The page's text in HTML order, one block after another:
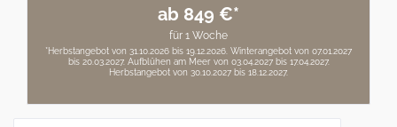
ab 849 €*
für 1 Woche
*Herbstangebot von 31.10.2026 bis 19.12.2026. Winterangebot von 07.01.2027
bis 20.03.2027. Aufblühen am Meer von 03.04.2027 bis 17.04.2027.
Herbstangebot von 30.10.2027 bis 18.12.2027.